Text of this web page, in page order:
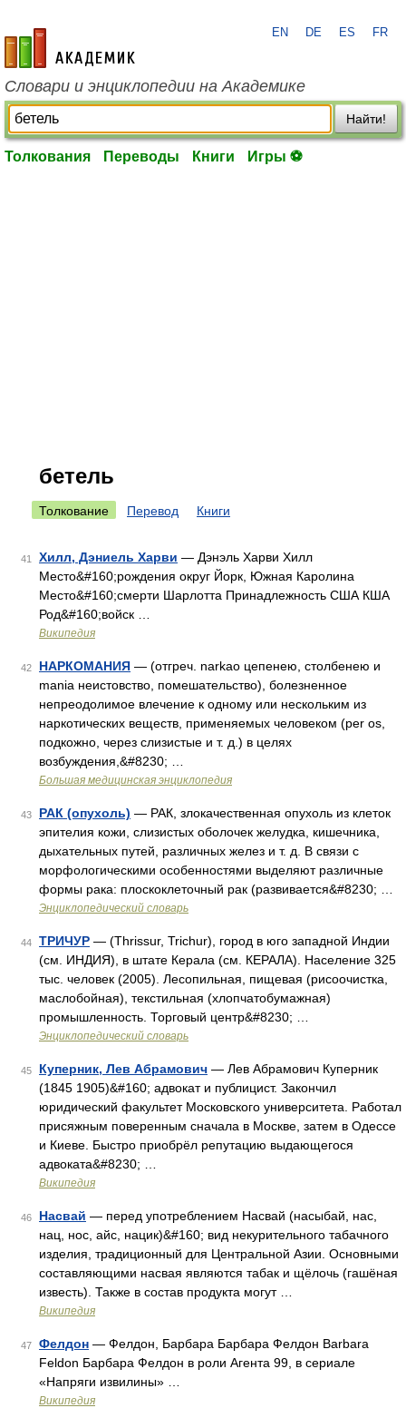
academic.ru
EN DE ES FR
Словари и энциклопедии на Академике
Найти!
Толкования Переводы Книги Игры ⚽
бетель
Толкование Перевод Книги
41 Хилл, Дэниель Харви — Дэнэль Харви Хилл
Место&#160;рождения округ Йорк, Южная Каролина
Место&#160;смерти Шарлотта Принадлежность США КША
Род&#160;войск …
Википедия
42 НАРКОМАНИЯ — (отгреч. narkao цепенею, столбенею и
mania неистовство, помешательство), болезненное
непреодолимое влечение к одному или нескольким из
наркотических веществ, применяемых человеком (per os,
подкожно, через слизистые и т. д.) в целях
возбуждения,&#8230; …
Большая медицинская энциклопедия
43 РАК (опухоль) — РАК, злокачественная опухоль из клеток
эпителия кожи, слизистых оболочек желудка, кишечника,
дыхательных путей, различных желез и т. д. В связи с
морфологическими особенностями выделяют различные
формы рака: плоскоклеточный рак (развивается&#8230; …
Энциклопедический словарь
44 ТРИЧУР — (Thrissur, Trichur), город в юго западной Индии
(см. ИНДИЯ), в штате Керала (см. КЕРАЛА). Население 325
тыс. человек (2005). Лесопильная, пищевая (рисоочистка,
маслобойная), текстильная (хлопчатобумажная)
промышленность. Торговый центр&#8230; …
Энциклопедический словарь
45 Куперник, Лев Абрамович — Лев Абрамович Куперник
(1845 1905)&#160; адвокат и публицист. Закончил
юридический факультет Московского университета. Работал
присяжным поверенным сначала в Москве, затем в Одессе
и Киеве. Быстро приобрёл репутацию выдающегося
адвоката&#8230; …
Википедия
46 Насвай — перед употреблением Насвай (насыбай, нас,
нац, нос, айс, нацик)&#160; вид некурительного табачного
изделия, традиционный для Центральной Азии. Основными
составляющими насвая являются табак и щёлочь (гашёная
известь). Также в состав продукта могут …
Википедия
47 Фелдон — Фелдон, Барбара Барбара Фелдон Barbara
Feldon Барбара Фелдон в роли Агента 99, в сериале
«Напряги извилины» …
Википедия